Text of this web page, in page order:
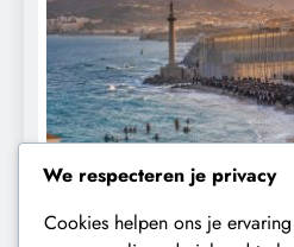
CONTROLE GEOPOLITIEK
We respecteren je privacy
Cookies helpen ons je